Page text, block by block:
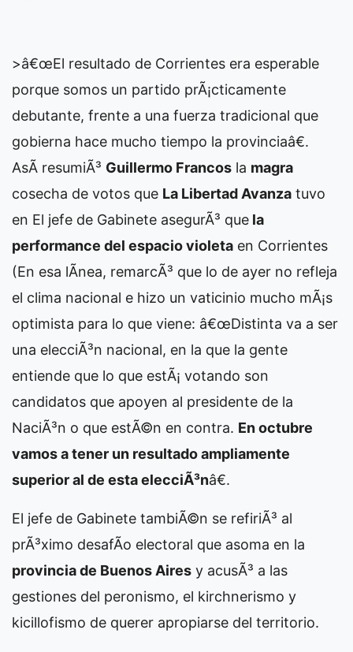
>â€œEl resultado de Corrientes era esperable
porque somos un partido prÃ¡cticamente
debutante, frente a una fuerza tradicional que
gobierna hace mucho tiempo la provinciaâ€.
AsÃ­ resumiÃ³ Guillermo Francos la magra
cosecha de votos que La Libertad Avanza tuvo
en El jefe de Gabinete asegurÃ³ que la
performance del espacio violeta en Corrientes
(En esa lÃ­nea, remarcÃ³ que lo de ayer no refleja
el clima nacional e hizo un vaticinio mucho mÃ¡s
optimista para lo que viene: â€œDistinta va a ser
una elecciÃ³n nacional, en la que la gente
entiende que lo que estÃ¡ votando son
candidatos que apoyen al presidente de la
NaciÃ³n o que estÃ©n en contra. En octubre
vamos a tener un resultado ampliamente
superior al de esta elecciÃ³nâ€.
El jefe de Gabinete tambiÃ©n se refiriÃ³ al
prÃ³ximo desafÃ­o electoral que asoma en la
provincia de Buenos Aires y acusÃ³ a las
gestiones del peronismo, el kirchnerismo y
kicillofismo de querer apropiarse del territorio.